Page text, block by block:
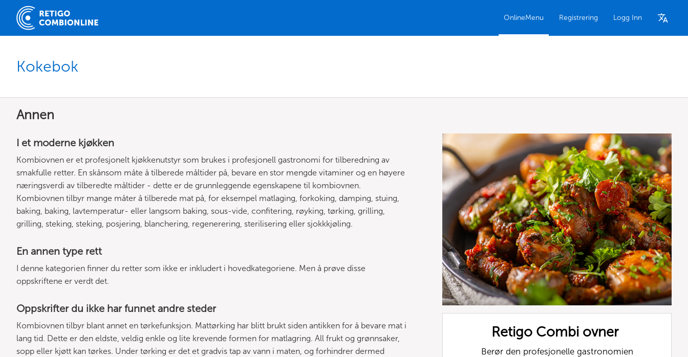
OnlineMenu Registrering Logg Inn
Kokebok
Annen
I et moderne kjøkken
Kombiovnen er et profesjonelt kjøkkenutstyr som brukes i profesjonell gastronomi for tilberedning av
smakfulle retter. En skånsom måte å tilberede måltider på, bevare en stor mengde vitaminer og en høyere
næringsverdi av tilberedte måltider - dette er de grunnleggende egenskapene til kombiovnen.
Kombiovnen tilbyr mange måter å tilberede mat på, for eksempel matlaging, forkoking, damping, stuing,
baking, baking, lavtemperatur- eller langsom baking, sous-vide, confitering, røyking, tørking, grilling,
grilling, steking, steking, posjering, blanchering, regenerering, sterilisering eller sjokkkjøling.
En annen type rett
I denne kategorien finner du retter som ikke er inkludert i hovedkategoriene. Men å prøve disse
oppskriftene er verdt det.
Oppskrifter du ikke har funnet andre steder
Kombiovnen tilbyr blant annet en tørkefunksjon. Mattørking har blitt brukt siden antikken for å bevare mat i
lang tid. Dette er den eldste, veldig enkle og lite krevende formen for matlagring. All frukt og grønnsaker,
sopp eller kjøtt kan tørkes. Under tørking er det et gradvis tap av vann i maten, og forhindrer dermed
Retigo Combi ovner
Berør den profesjonelle gastronomien